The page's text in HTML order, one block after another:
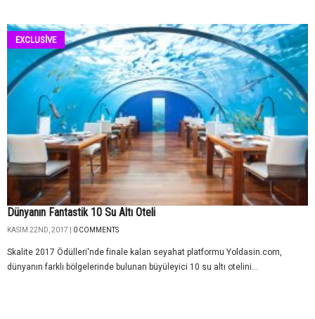
EXCLUSİVE
Dünyanın Fantastik 10 Su Altı Oteli
KASIM 22ND, 2017 | 0 COMMENTS
Skalite 2017 Ödülleri'nde finale kalan seyahat platformu Yoldasin.com,
dünyanın farklı bölgelerinde bulunan büyüleyici 10 su altı otelini...